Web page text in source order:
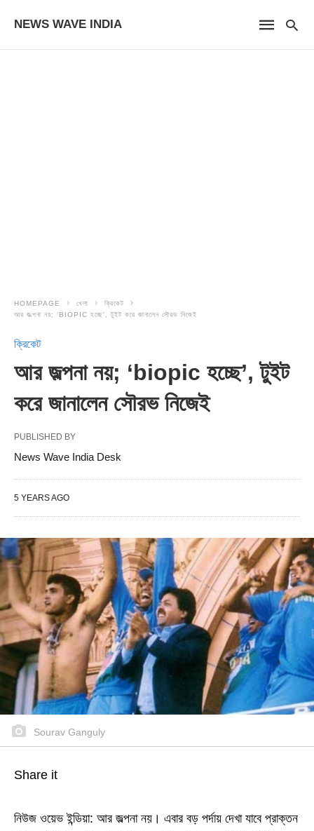
NEWS WAVE INDIA
HOMEPAGE খেলা
ক্রিকেট
আর জল্পনা নয়; ‘BIOPIC হচ্ছে’, টুইট করে জানালেন সৌরভ নিজেই
ক্রিকেট
আর জল্পনা নয়; ‘biopic হচ্ছে’, টুইট
করে জানালেন সৌরভ নিজেই
PUBLISHED BY
News Wave India Desk
5 YEARS AGO
Sourav Ganguly
Share it
নিউজ ওয়েভ ইন্ডিয়া: আর জল্পনা নয়। এবার বড় পর্দায় দেখা যাবে প্রাক্তন